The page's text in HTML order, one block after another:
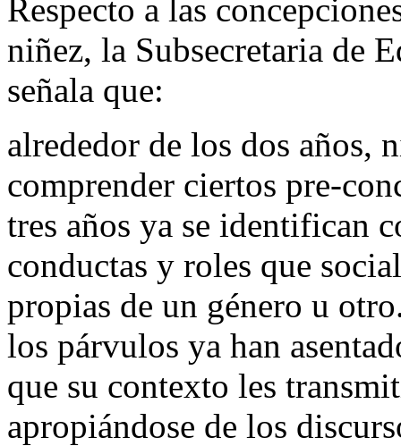
Respecto a las
niñez, la Subsecretaria de
señala que:
alrededor de los dos años,
comprender ciertos pre-
tres años ya se identifican
conductas y roles que
propias de un género u
los párvulos ya han
que su contexto les
apropiándose de los